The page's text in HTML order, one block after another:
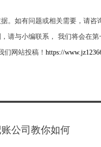
。如有问题或相关需要，请咨
请与小编联系， 我们将会在第
们网站投稿！ https://
公司教你如何